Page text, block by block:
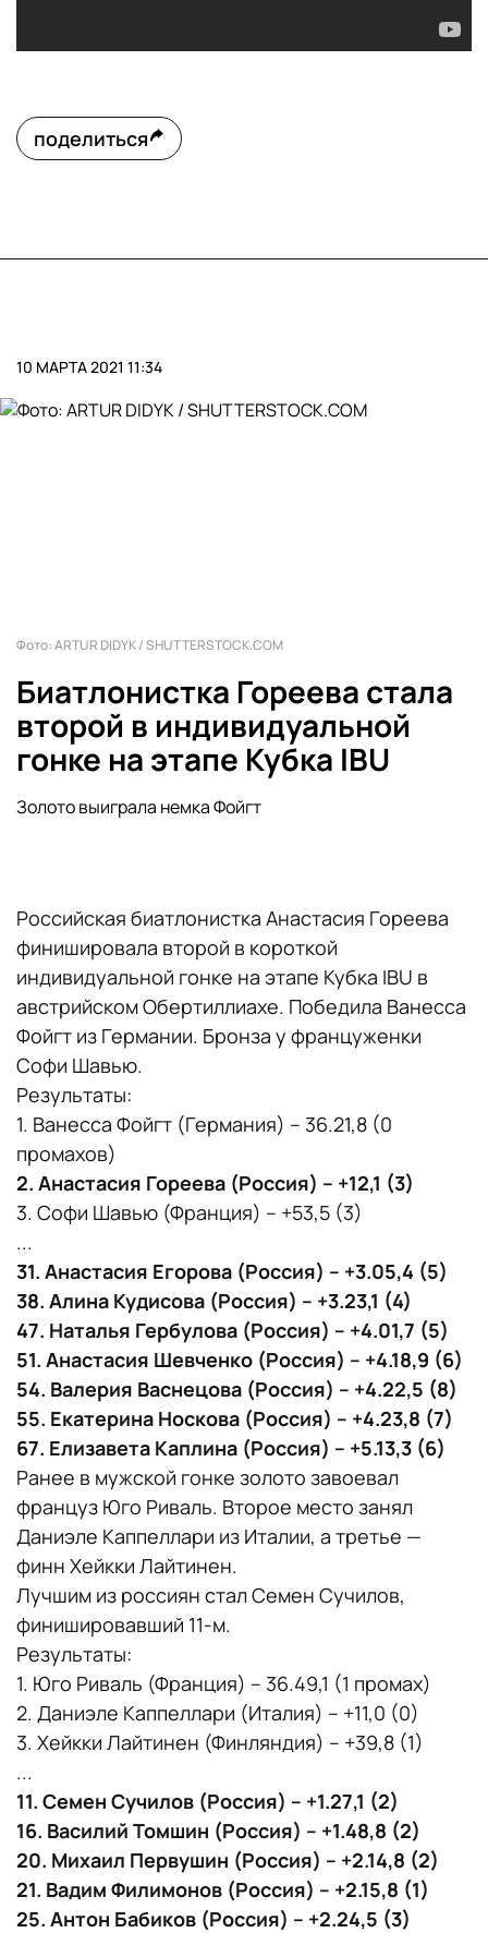
поделиться
10 МАРТА 2021 11:34
Фото: ARTUR DIDYK / SHUTTERSTOCK.COM
Биатлонистка Гореева стала
второй в индивидуальной
гонке на этапе Кубка IBU
Золото выиграла немка Фойгт
Российская биатлонистка Анастасия Гореева
финишировала второй в короткой
индивидуальной гонке на этапе Кубка IBU в
австрийском Обертиллиахе. Победила Ванесса
Фойгт из Германии. Бронза у француженки
Софи Шавью.
Результаты:
1. Ванесса Фойгт (Германия) – 36.21,8 (0
промахов)
2. Анастасия Гореева (Россия) – +12,1 (3)
3. Софи Шавью (Франция) – +53,5 (3)
...
31. Анастасия Егорова (Россия) – +3.05,4 (5)
38. Алина Кудисова (Россия) – +3.23,1 (4)
47. Наталья Гербулова (Россия) – +4.01,7 (5)
51. Анастасия Шевченко (Россия) – +4.18,9 (6)
54. Валерия Васнецова (Россия) – +4.22,5 (8)
55. Екатерина Носкова (Россия) – +4.23,8 (7)
67. Елизавета Каплина (Россия) – +5.13,3 (6)
Ранее в мужской гонке золото завоевал
француз Юго Риваль. Второе место занял
Даниэле Каппеллари из Италии, а третье —
финн Хейкки Лайтинен.
Лучшим из россиян стал Семен Сучилов,
финишировавший 11-м.
Результаты:
1. Юго Риваль (Франция) – 36.49,1 (1 промах)
2. Даниэле Каппеллари (Италия) – +11,0 (0)
3. Хейкки Лайтинен (Финляндия) – +39,8 (1)
...
11. Семен Сучилов (Россия) – +1.27,1 (2)
16. Василий Томшин (Россия) – +1.48,8 (2)
20. Михаил Первушин (Россия) – +2.14,8 (2)
21. Вадим Филимонов (Россия) – +2.15,8 (1)
25. Антон Бабиков (Россия) – +2.24,5 (3)